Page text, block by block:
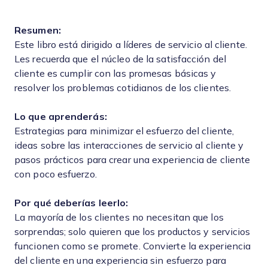
Resumen:
Este libro está dirigido a líderes de servicio al cliente.
Les recuerda que el núcleo de la satisfacción del
cliente es cumplir con las promesas básicas y
resolver los problemas cotidianos de los clientes.
Lo que aprenderás:
Estrategias para minimizar el esfuerzo del cliente,
ideas sobre las interacciones de servicio al cliente y
pasos prácticos para crear una experiencia de cliente
con poco esfuerzo.
Por qué deberías leerlo:
La mayoría de los clientes no necesitan que los
sorprendas; solo quieren que los productos y servicios
funcionen como se promete. Convierte la experiencia
del cliente en una experiencia sin esfuerzo para